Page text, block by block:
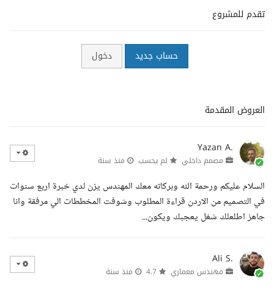
تقدم للمشروع
حساب جديد دخول
العروض المقدمة
Yazan A.
مصمم داخلي لم يحسب منذ سنة
السلام عليكم ورحمة الله وبركاته معك المهندس يزن لدي خبرة اربع سنوات
في التصميم من الاردن قراءة المطلوب وشوفت المخططات الي مرفقة وانا
جاهز اطلعلك شغل يعجبك ويكون...
Ali S.
مهندس معماري منذ سنة